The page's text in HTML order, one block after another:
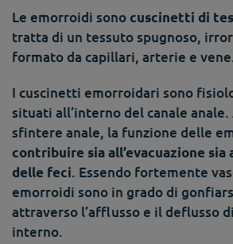
Le emorroidi sonocuscinetti di
tratta di un tessuto spugnoso,
formato da capillari, arterie e
I cuscinetti emorroidari sono
situati all’interno del canale
sfintere anale, la funzione delle
contribuire sia all’evacuazione sia
delle feci. Essendo fortemente
emorroidi sono in grado di
attraverso l’afflusso e il deflusso
interno.